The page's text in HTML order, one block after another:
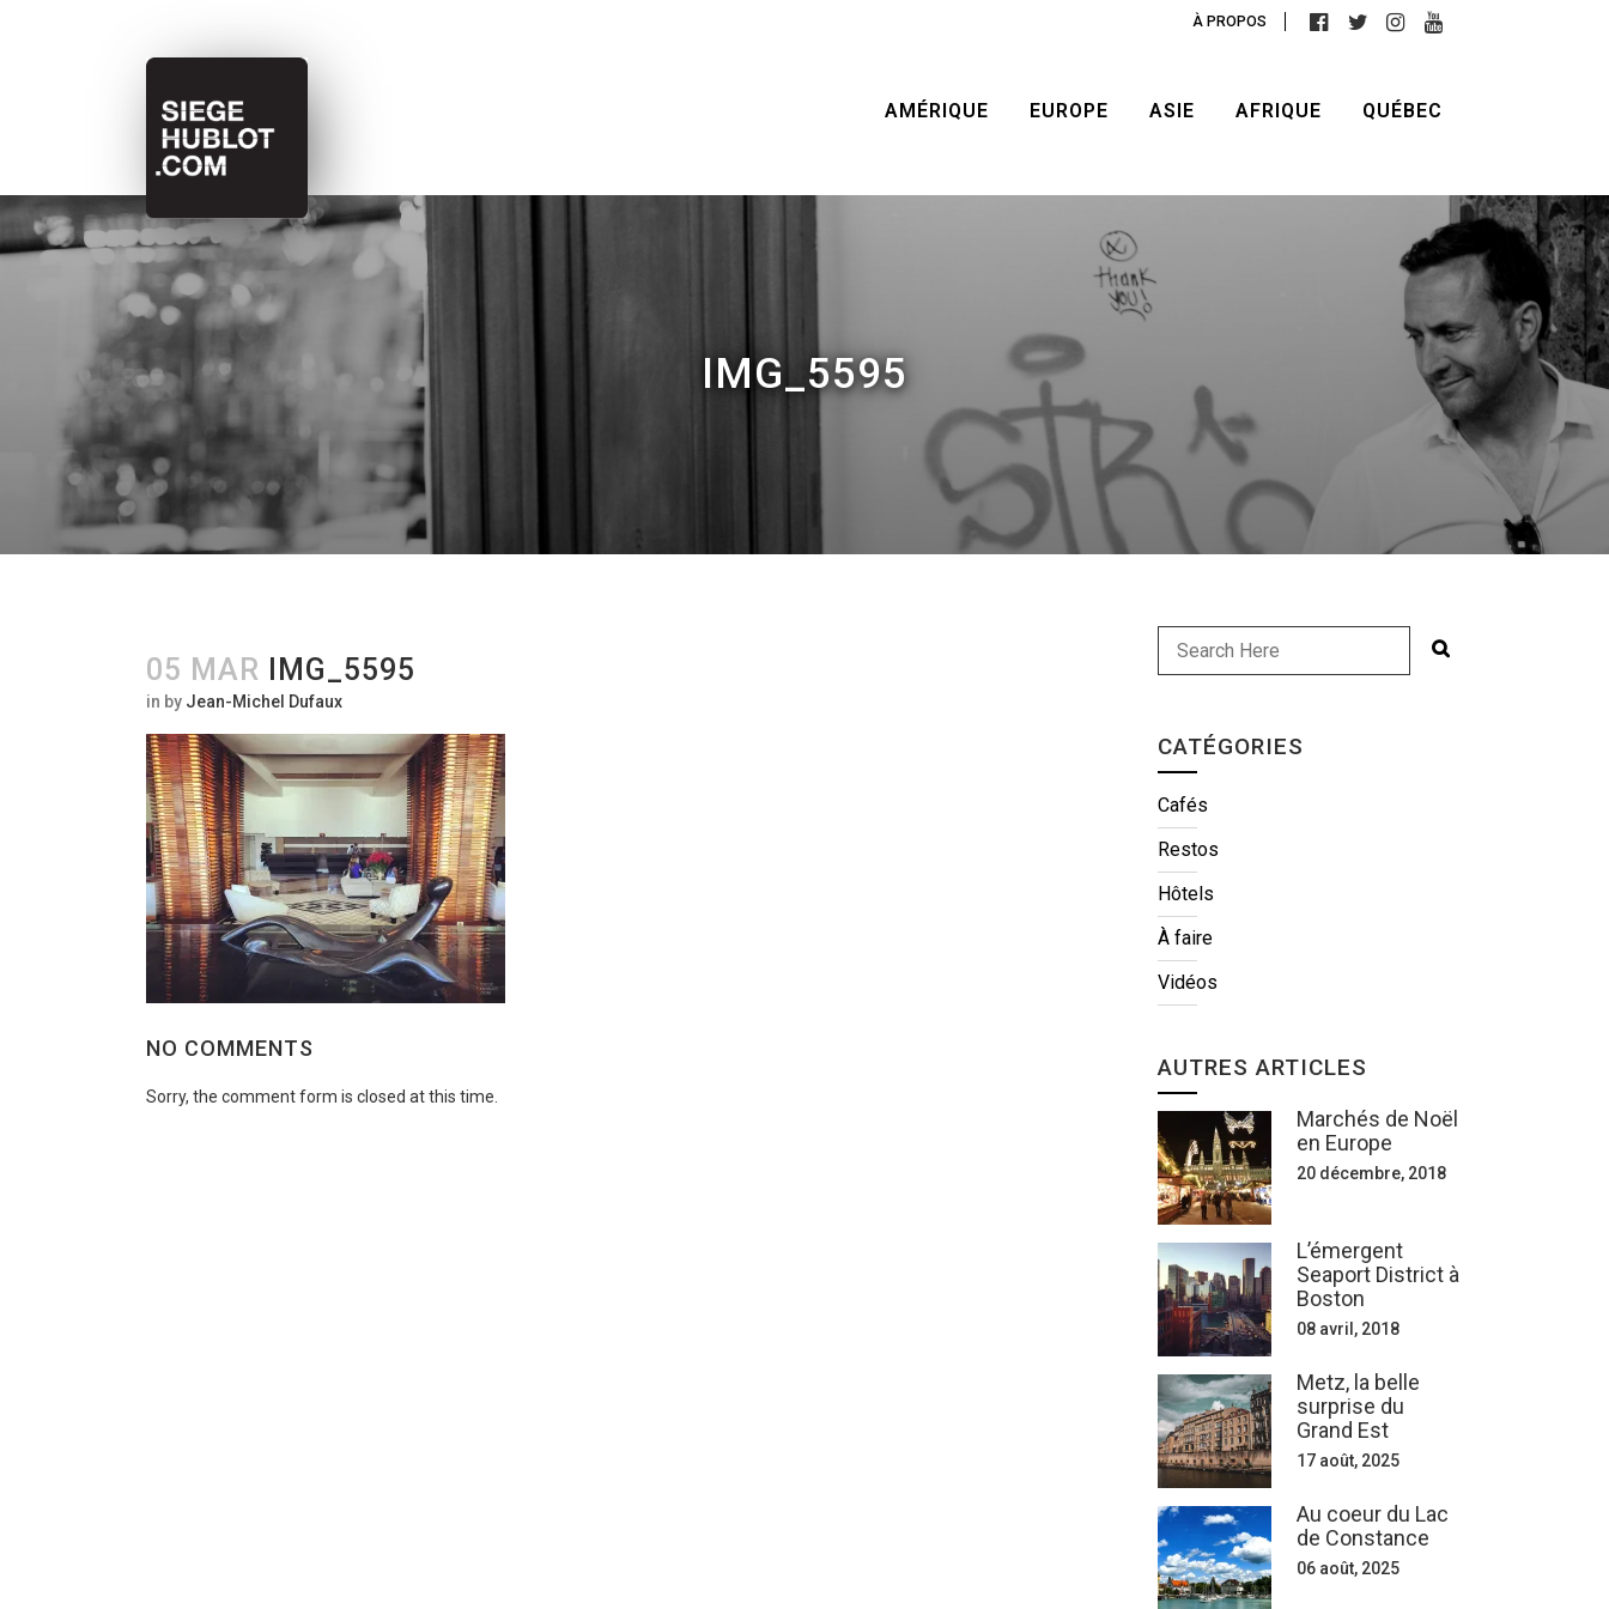
À PROPOS
AMÉRIQUE EUROPE ASIE AFRIQUE QUÉBEC
IMG_5595
05 MAR IMG_5595
in by Jean-Michel Dufaux
NO COMMENTS
Sorry, the comment form is closed at this time.
CATÉGORIES
Cafés
Restos
Hôtels
À faire
Vidéos
AUTRES ARTICLES
Marchés de Noël
en Europe
20 décembre, 2018
L’émergent
Seaport District à
Boston
08 avril, 2018
Metz, la belle
surprise du
Grand Est
17 août, 2025
Au coeur du Lac
de Constance
06 août, 2025